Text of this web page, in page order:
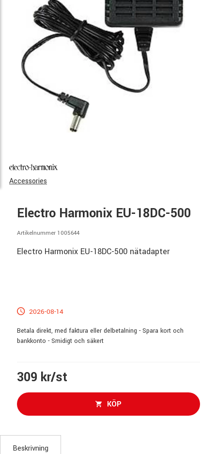
Accessories
Electro Harmonix EU-18DC-500
Artikelnummer 1005644
Electro Harmonix EU-18DC-500 nätadapter
2026-08-14
Betala direkt, med faktura eller delbetalning - Spara kort och
bankkonto - Smidigt och säkert
309 kr/st
KÖP
Beskrivning